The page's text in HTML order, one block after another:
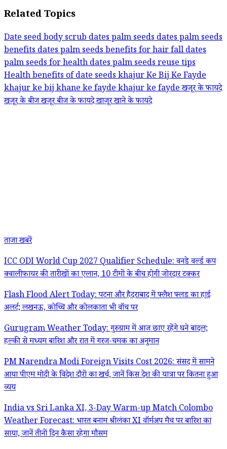
Related Topics
Date seed body scrubdates palm seedsdates palm seeds
benefitsdates palm seeds benefits for hair falldates
palm seeds for healthdates palm seeds reuse tips
Health benefits of date seedskhajur Ke Bij Ke Fayde
khajur ke bij khane ke faydekhajur ke faydeखजूर के फायदे
खजूर के बीजखजूर बीज के फायदेखाजूर खाने के फायदे
ताजा खबरें
ICC ODI World Cup 2027 Qualifier Schedule: वनडे वर्ल्ड कप
क्वालीफायर की तारीखों का एलान, 10 टीमों के बीच होगी जोरदार टक्कर
Flash Flood Alert Today: पटना और हैदराबाद में फ्लैश फ्लड का हाई
अलर्ट; लखनऊ, कोच्चि और कोलकाता भी वॉच पर
Gurugram Weather Today: गुरुग्राम में आज छाए रहेंगे घने बादल;
हल्की से मध्यम बारिश और रात में गरज-चमक का अनुमान
PM Narendra Modi Foreign Visits Cost 2026: संसद में सामने
आया पीएम मोदी के विदेश दौरों का खर्च, जानें किस देश की यात्रा पर कितना हुआ
व्यय
India vs Sri Lanka XI, 3-Day Warm-up Match Colombo
Weather Forecast: भारत बनाम श्रीलंका XI वॉर्मअप मैच पर बारिश का
साया, जानें तीनों दिन कैसा रहेगा मौसम